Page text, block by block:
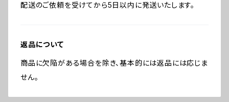
配送のご依頼を受けてから5日以内に発送いたします。
返品について
商品に欠陥がある場合を除き、基本的には返品には応じま
せん。